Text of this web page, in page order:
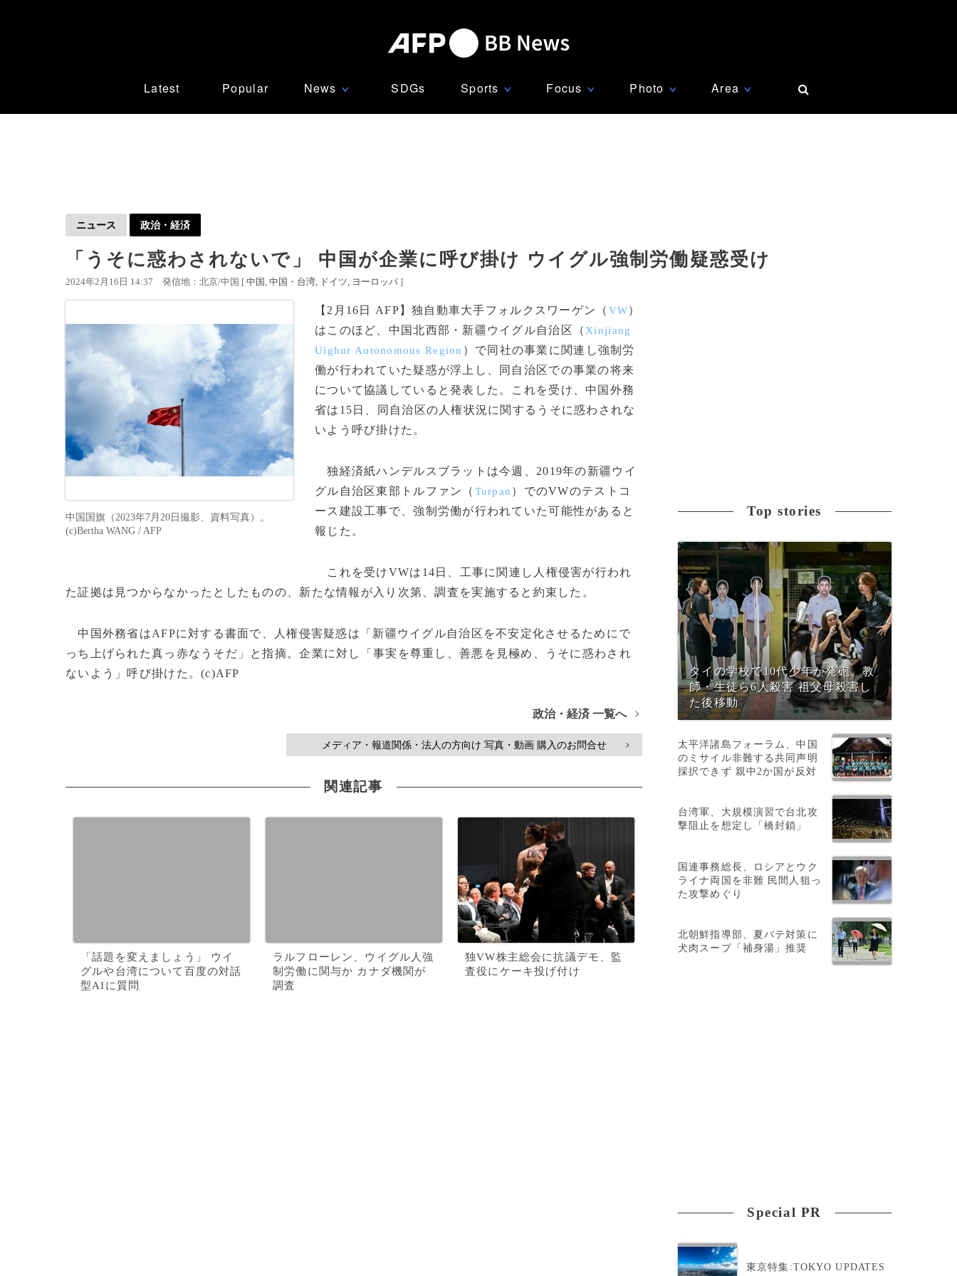
Latest Popular News ∨ SDGs Sports ∨ Focus ∨ Photo ∨ Area ∨
ニュース 政治・経済
「うそに惑わされないで」 中国が企業に呼び掛け ウイグル強制労働疑惑受け
2024年2月16日 14:37 発信地：北京/中国 [ 中国 中国・台湾 ドイツ ヨーロッパ ]
中国国旗（2023年7月20日撮影、資料写真）。
(c)Bertha WANG / AFP
【2月16日 AFP】独自動車大手フォルクスワーゲン（ VW）
はこのほど、中国北西部・新疆ウイグル自治区（ Xinjiang
Uighur Autonomous Region ）で同社の事業に関連し強制労
働が行われていた疑惑が浮上し、同自治区での事業の将来
について協議していると発表した。これを受け、中国外務
省は15日、同自治区の人権状況に関するうそに惑わされな
いよう呼び掛けた。
独経済紙ハンデルスブラットは今週、2019年の新疆ウイ
グル自治区東部トルファン（ Turpan ）でのVWのテストコ
ース建設工事で、強制労働が行われていた可能性があると
報じた。
これを受けVWは14日、工事に関連し人権侵害が行われ
た証拠は見つからなかったとしたものの、新たな情報が入り次第、調査を実施すると約束した。
中国外務省はAFPに対する書面で、人権侵害疑惑は「新疆ウイグル自治区を不安定化させるためにで
っち上げられた真っ赤なうそだ」と指摘。企業に対し「事実を尊重し、善悪を見極め、うそに惑わされ
ないよう」呼び掛けた。(c)AFP
政治・経済 一覧へ >
メディア・報道関係・法人の方向け 写真・動画 購入のお問合せ >
関連記事
「話題を変えましょう」 ウイ
グルや台湾について百度の対話
型AIに質問
ラルフローレン、ウイグル人強
制労働に関与か カナダ機関が
調査
独VW株主総会に抗議デモ、監
査役にケーキ投げ付け
Top stories
タイの学校で10代少年が発砲、教
師・生徒ら6人殺害 祖父母殺害し
た後移動
太平洋諸島フォーラム、中国
のミサイル非難する共同声明
採択できず 親中2か国が反対
台湾軍、大規模演習で台北攻
撃阻止を想定し「橋封鎖」
国連事務総長、ロシアとウク
ライナ両国を非難 民間人狙っ
た攻撃めぐり
北朝鮮指導部、夏バテ対策に
犬肉スープ「補身湯」推奨
Special PR
東京特集:TOKYO UPDATES